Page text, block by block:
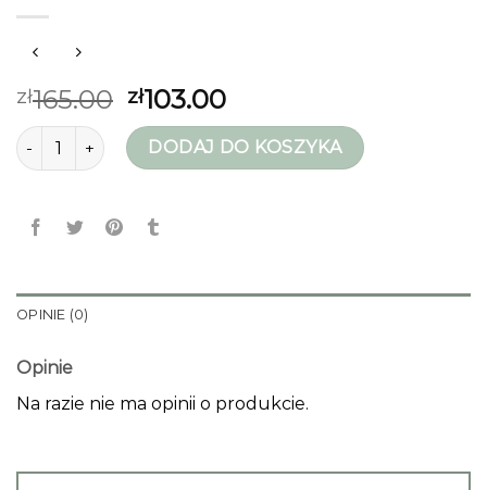
zł165.00 zł103.00
ilość desigual torebkiDODAJ DO KOSZYKA
OPINIE (0)
Opinie
Na razie nie ma opinii o produkcie.